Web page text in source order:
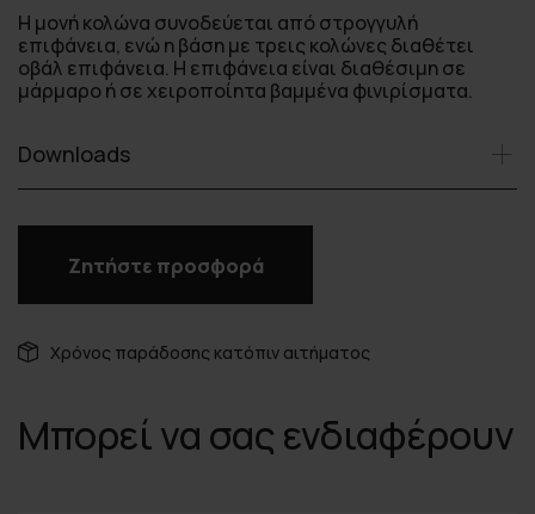
Η μονή κολώνα συνοδεύεται από στρογγυλή
επιφάνεια, ενώ η βάση με τρεις κολώνες διαθέτει
οβάλ επιφάνεια. Η επιφάνεια είναι διαθέσιμη σε
μάρμαρο ή σε χειροποίητα βαμμένα φινιρίσματα.
Downloads
Ζητήστε προσφορά
Χρόνος παράδοσης κατόπιν αιτήματος
Μπορεί να σας ενδιαφέρουν